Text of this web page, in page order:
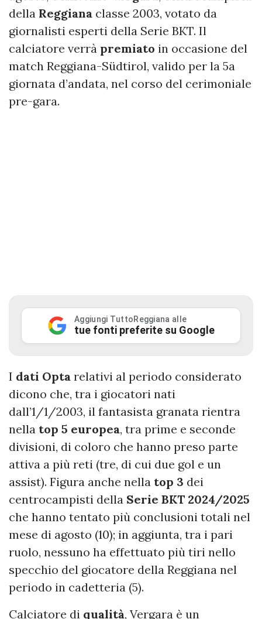
della Reggiana classe 2003, votato da
giornalisti esperti della Serie BKT. Il
calciatore verrà premiato in occasione del
match Reggiana-Südtirol, valido per la 5a
giornata d’andata, nel corso del cerimoniale
pre-gara.
Aggiungi TuttoReggiana alle
tue fonti preferite su Google
I dati Opta relativi al periodo considerato
dicono che, tra i giocatori nati
dall’1/1/2003, il fantasista granata rientra
nella top 5 europea, tra prime e seconde
divisioni, di coloro che hanno preso parte
attiva a più reti (tre, di cui due gol e un
assist). Figura anche nella top 3 dei
centrocampisti della Serie BKT 2024/2025
che hanno tentato più conclusioni totali nel
mese di agosto (10); in aggiunta, tra i pari
ruolo, nessuno ha effettuato più tiri nello
specchio del giocatore della Reggiana nel
periodo in cadetteria (5).
Calciatore di qualità, Vergara è un